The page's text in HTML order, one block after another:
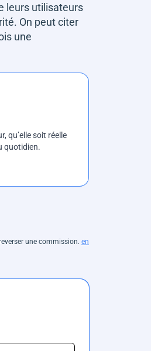
leurs utilisateurs
On peut citer
une
qu’elle soit réelle
quotidien.
une commission. en